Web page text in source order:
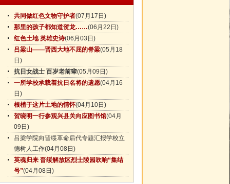
共同做红色文物守护者(07月17日)
那里的孩子都知道贺龙……(06月22日)
红色土地 英雄史诗(06月03日)
吕梁山——晋西大地不屈的脊梁(05月18
日)
抗日女战士 百岁老前辈(05月09日)
一所学校承载着抗日名将的遗愿(04月16
日)
根植于这片土地的情怀(04月10日)
贺晓明一行参观兴县关向应图书馆(04月
09日)
吕梁学院向晋绥革命后代专题汇报学校立
德树人工作(04月08日)
英魂归来 晋绥解放区烈士陵园吹响“集结
号”(04月08日)